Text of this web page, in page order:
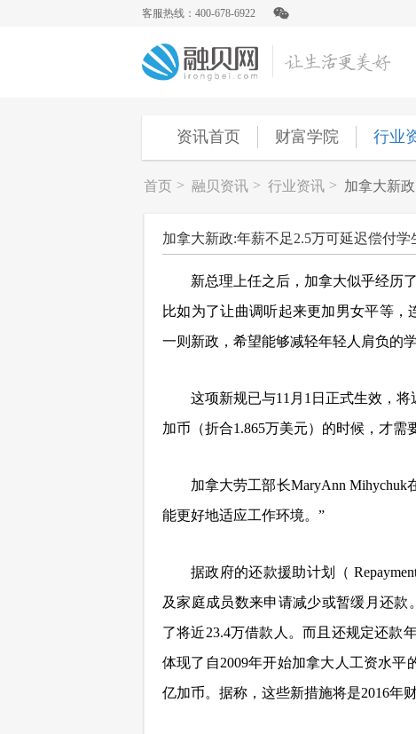
客服热线：400-678-6922
资讯首页 财富学院 行业
首页 > 融贝资讯 > 行业资讯 > 加拿大新
加拿大新政:年薪不足2.5万可延迟偿付学
新总理上任之后， 加拿大似乎经历
比如为了让曲调听起来更加男女平等
一则新政，希望能够减轻年轻人肩负的
这项新规已与11月1日正式生效，
加币（折合1.865万美元）的时候，才需
加拿大劳工部长MaryAnn
能更好地适应工作环境。”
据政府的还款援助计划（
及家庭成员数来申请减少或暂缓月还款
了将近23.4万借款人。而且还规定还款
体现了自2009年开始加拿大人工资水平
亿加币。据称，这些新措施将是2016年